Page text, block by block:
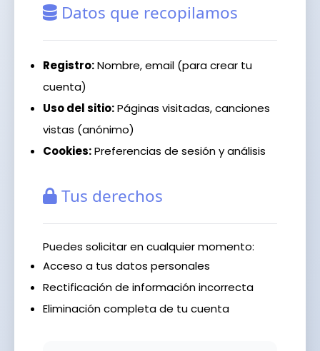
Datos que recopilamos
Registro:Nombre, email (para crear tu
cuenta)
Uso del sitio:Páginas visitadas, canciones
vistas (anónimo)
Cookies:Preferencias de sesión y análisis
Tus derechos
Puedes solicitar en cualquier momento:
Acceso a tus datos personales
Rectificación de información incorrecta
Eliminación completa de tu cuenta